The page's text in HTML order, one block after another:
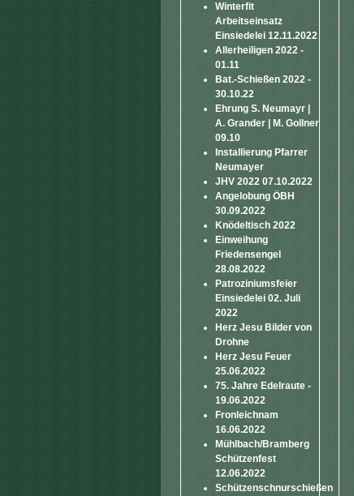
Winterfit
Arbeitseinsatz
Einsiedelei 12.11.2022
Allerheiligen 2022 -
01.11
Bat.-Schießen 2022 -
30.10.22
Ehrung S. Neumayr |
A. Grander | M. Gollner
09.10
Installierung Pfarrer
Neumayer
JHV 2022 07.10.2022
Angelobung ÖBH
30.09.2022
Knödeltisch 2022
Einweihung
Friedensengel
28.08.2022
Patroziniumsfeier
Einsiedelei 02. Juli
2022
Herz Jesu Bilder von
Drohne
Herz Jesu Feuer
25.06.2022
75. Jahre Edelraute -
19.06.2022
Fronleichnam
16.06.2022
Mühlbach/Bramberg
Schützenfest
12.06.2022
Schützenschnurschießen